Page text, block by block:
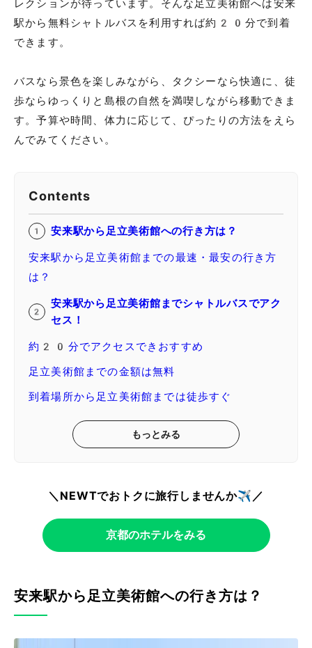
レクションが待っています。そんな足立美術館へは安来
駅から無料シャトルバスを利用すれば約20分で到着
できます。
バスなら景色を楽しみながら、タクシーなら快適に、徒
歩ならゆっくりと島根の自然を満喫しながら移動できま
す。予算や時間、体力に応じて、ぴったりの方法をえら
んでみてください。
Contents
安来駅から足立美術館への行き方は？
安来駅から足立美術館までの最速・最安の行き方
は？
安来駅から足立美術館までシャトルバスでアク
セス！
約20分でアクセスできおすすめ
足立美術館までの金額は無料
到着場所から足立美術館までは徒歩すぐ
もっとみる
＼NEWTでおトクに旅行しませんか✈️／
京都のホテルをみる
安来駅から足立美術館への行き方は？